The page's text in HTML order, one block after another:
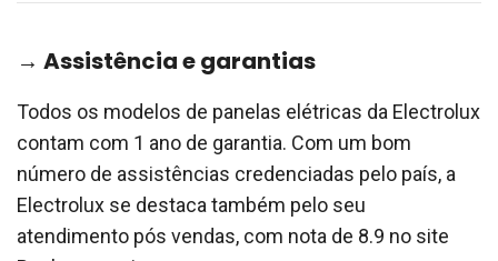
→ Assistência e garantias
Todos os modelos de panelas elétricas da Electrolux
contam com 1 ano de garantia. Com um bom
número de assistências credenciadas pelo país, a
Electrolux se destaca também pelo seu
atendimento pós vendas, com nota de 8.9 no site